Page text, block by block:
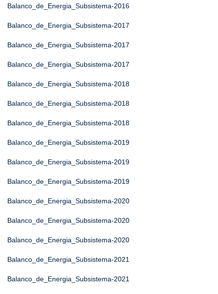
Balanco_de_Energia_Subsistema-2016
Balanco_de_Energia_Subsistema-2017
Balanco_de_Energia_Subsistema-2017
Balanco_de_Energia_Subsistema-2017
Balanco_de_Energia_Subsistema-2018
Balanco_de_Energia_Subsistema-2018
Balanco_de_Energia_Subsistema-2018
Balanco_de_Energia_Subsistema-2019
Balanco_de_Energia_Subsistema-2019
Balanco_de_Energia_Subsistema-2019
Balanco_de_Energia_Subsistema-2020
Balanco_de_Energia_Subsistema-2020
Balanco_de_Energia_Subsistema-2020
Balanco_de_Energia_Subsistema-2021
Balanco_de_Energia_Subsistema-2021